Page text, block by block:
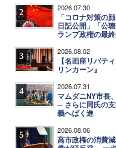
2 2026.07.30
「コロナ対策の
日記公開」「公
ランプ政権の最
3 2026.08.02
【名画座リバテ
リンカーン』
4 2026.07.31
マムダニNY市長
─ さらに同氏の
義へばく進
5 2026.08.06
高市政権の消費